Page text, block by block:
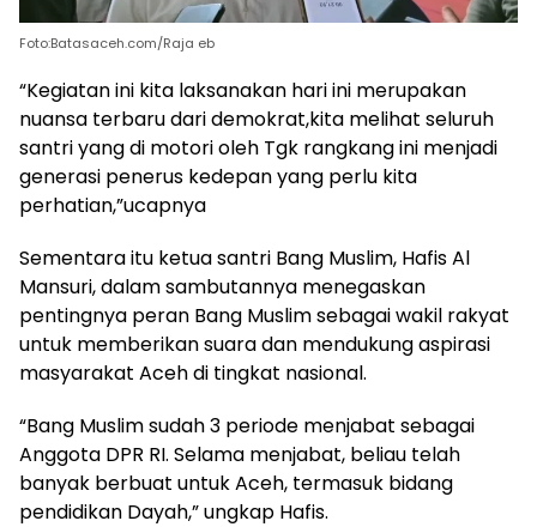
Foto:Batasaceh.com/Raja eb
“Kegiatan ini kita laksanakan hari ini merupakan
nuansa terbaru dari demokrat,kita melihat seluruh
santri yang di motori oleh Tgk rangkang ini menjadi
generasi penerus kedepan yang perlu kita
perhatian,”ucapnya
Sementara itu ketua santri Bang Muslim, Hafis Al
Mansuri, dalam sambutannya menegaskan
pentingnya peran Bang Muslim sebagai wakil rakyat
untuk memberikan suara dan mendukung aspirasi
masyarakat Aceh di tingkat nasional.
“Bang Muslim sudah 3 periode menjabat sebagai
Anggota DPR RI. Selama menjabat, beliau telah
banyak berbuat untuk Aceh, termasuk bidang
pendidikan Dayah,” ungkap Hafis.